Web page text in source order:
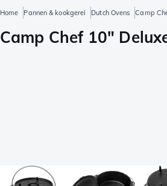
Home Pannen & kookgerei Dutch Ovens Camp
Camp Chef 10"